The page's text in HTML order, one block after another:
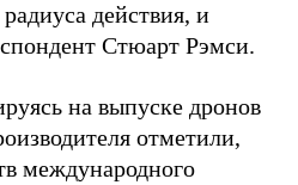
действия, и
Стюарт Рэмси.
на выпуске дронов
отметили,
международного